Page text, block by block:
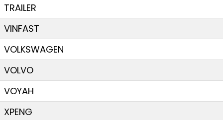
TRAILER
VINFAST
VOLKSWAGEN
VOLVO
VOYAH
XPENG